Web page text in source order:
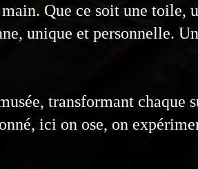
Que ce soit une toile,
unique et personnelle.
transformant chaque
ici on ose, on